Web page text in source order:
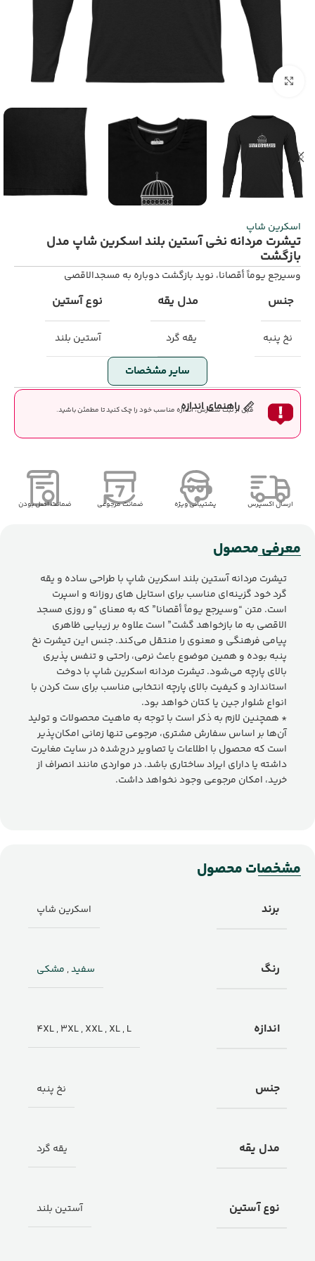
برای بزرگنمایی کلیک کنید
اسکرین شاپ
تیشرت مردانه نخی آستین بلند اسکرین شاپ مدل
بازگشت
وسيرجع يوماً أقصانا، نوید بازگشت دوباره به مسجدالاقصی
جنس
نخ پنبه
مدل یقه
یقه گرد
نوع آستین
آستین بلند
سایر مشخصات
راهنمای اندازه
قبل از ثبت سفارش، اندازه مناسب خود را چک کنید تا مطمئن باشید.
ارسال اکسپرس پشتیبانی ویژه ضمانت مرجوعی ضمانت اصل بودن
معرفی محصول
تیشرت مردانه آستین بلند اسکرین شاپ با طراحی ساده و یقه
گرد خود گزینه‌ای مناسب برای استایل های روزانه و اسپرت
است. متن “وسيرجع يوماً أقصانا” که به معنای “و روزی مسجد
الاقصی به ما بازخواهد گشت” است علاوه بر زیبایی ظاهری
پیامی فرهنگی و معنوی را منتقل می‌کند. جنس این تیشرت نخ
پنبه بوده و همین موضوع باعث نرمی، راحتی و تنفس پذیری
بالای پارچه می‌شود. تیشرت مردانه اسکرین شاپ با دوخت
استاندارد و کیفیت بالای پارچه انتخابی مناسب برای ست کردن با
انواع شلوار جین یا کتان خواهد بود.
* همچنین لازم به ذکر است با توجه به ماهیت محصولات و تولید
آن‌ها بر اساس سفارش مشتری، مرجوعی تنها زمانی امکان‌پذیر
است که محصول با اطلاعات یا تصاویر درج‌شده در سایت مغایرت
داشته یا دارای ایراد ساختاری باشد. در مواردی مانند انصراف از
خرید، امکان مرجوعی وجود نخواهد داشت.
مشخصات محصول
برند اسکرین شاپ
رنگ سفید,مشکی
اندازه 4XL,3XL,XXL,XL,L
جنس نخ پنبه
مدل یقه یقه گرد
نوع آستین آستین بلند